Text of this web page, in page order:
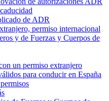
de ADR
permiso internacional
y de Fuerzas y Cuerpos de
un permiso extranjero
para conducir en España